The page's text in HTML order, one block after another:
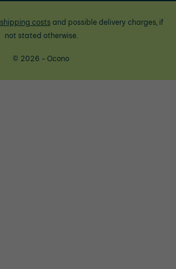
shipping costsand possible delivery charges, if
not stated otherwise.
© 2026 - Ocono